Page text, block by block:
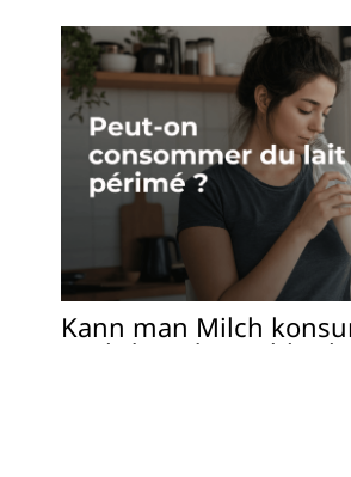
Kann man Milch
nachdem das